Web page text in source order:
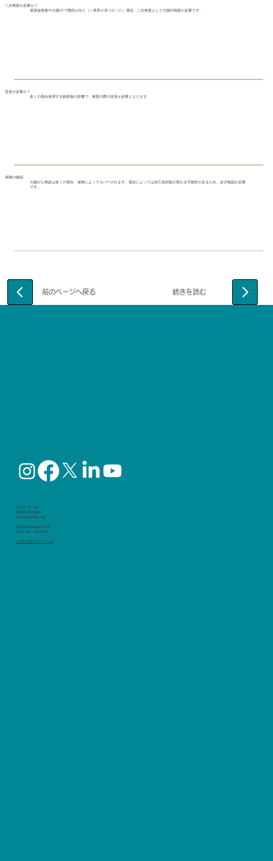
二次検査が必要か？
便潜血検査や大腸CTで陽性が出た（＝異常が見つかった）場合、二次検査として大腸内視鏡が必要です。
送迎が必要か？
多くの場合使用する鎮静薬の影響で、検査の際の送迎が必要となります。
保険の確認
大腸がん検診は多くの場合、保険によってカバーされます。場合によっては自己負担額が変わる可能性があるため、必ず確認が必要
です。
​前のページへ戻る ​続きを読む
FLAT JP, Inc.
EIN92-1473394
contact@flatjp.org
2248 Broadway #1435
New York, NY10024
​お問い合わせフォーム